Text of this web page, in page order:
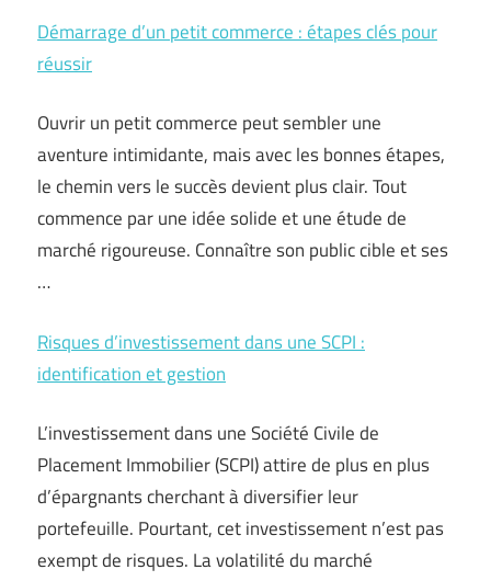
Démarrage d’un petit commerce : étapes clés pour
réussir
Ouvrir un petit commerce peut sembler une
aventure intimidante, mais avec les bonnes étapes,
le chemin vers le succès devient plus clair. Tout
commence par une idée solide et une étude de
marché rigoureuse. Connaître son public cible et ses
…
Risques d’investissement dans une SCPI :
identification et gestion
L’investissement dans une Société Civile de
Placement Immobilier (SCPI) attire de plus en plus
d’épargnants cherchant à diversifier leur
portefeuille. Pourtant, cet investissement n’est pas
exempt de risques. La volatilité du marché